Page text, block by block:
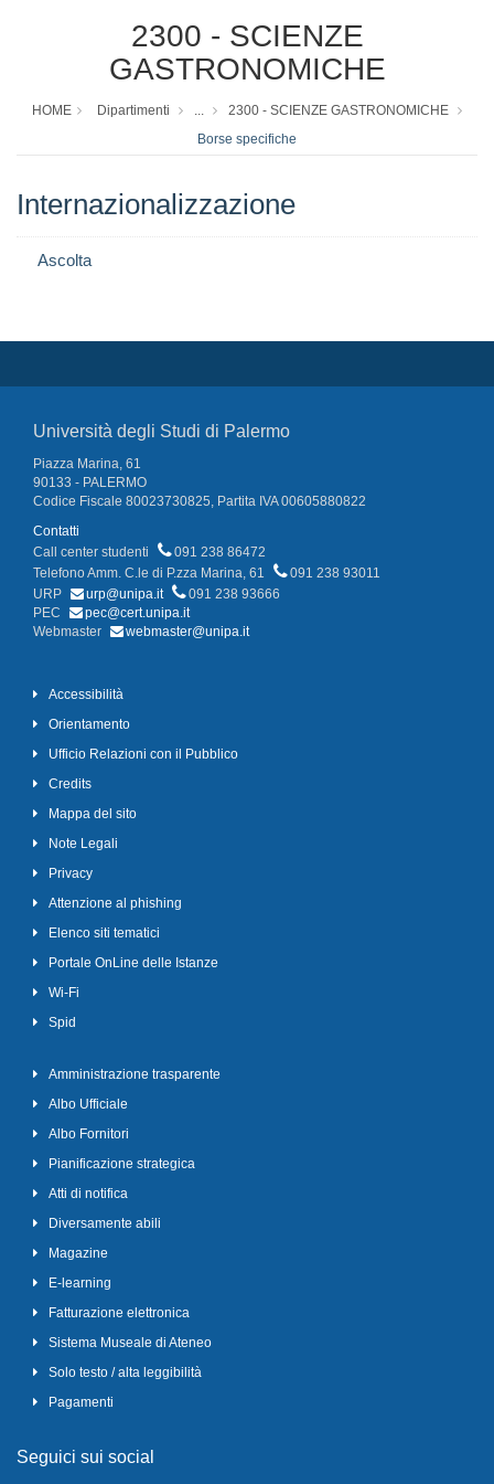
2300 - SCIENZE
GASTRONOMICHE
HOME Dipartimenti ...
2300 - SCIENZE GASTRONOMICHE
Borse specifiche
Internazionalizzazione
Ascolta
Università degli Studi di Palermo
Piazza Marina, 61
90133 - PALERMO
Codice Fiscale 80023730825, Partita IVA 00605880822
Contatti
Call center studenti
091 238 86472
Telefono Amm. C.le di P.zza Marina, 61
091 238 93011
URP
urp@unipa.it
091 238 93666
PEC
pec@cert.unipa.it
Webmaster
webmaster@unipa.it
Accessibilità
Orientamento
Ufficio Relazioni con il Pubblico
Credits
Mappa del sito
Note Legali
Privacy
Attenzione al phishing
Elenco siti tematici
Portale OnLine delle Istanze
Wi-Fi
Spid
Amministrazione trasparente
Albo Ufficiale
Albo Fornitori
Pianificazione strategica
Atti di notifica
Diversamente abili
Magazine
E-learning
Fatturazione elettronica
Sistema Museale di Ateneo
Solo testo / alta leggibilità
Pagamenti
Seguici sui social